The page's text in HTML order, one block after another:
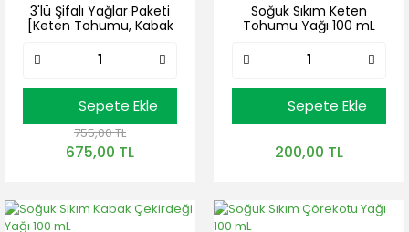
3'lü Şifalı Yağlar Paketi
[Keten Tohumu, Kabak
Yağı] 3 Adet x 100 mL
Sepete Ekle
755,00 TL
675,00 TL
Soğuk Sıkım Keten
Tohumu Yağı 100 mL
Sepete Ekle
200,00 TL